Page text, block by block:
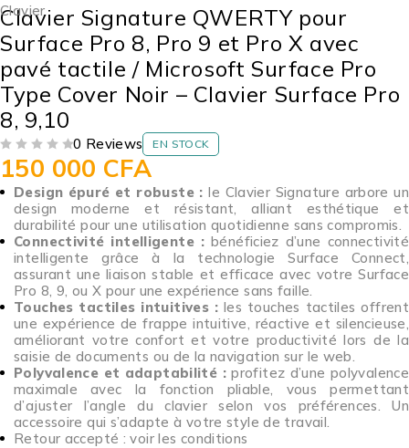
Clavier
Clavier Signature QWERTY pour
Surface Pro 8, Pro 9 et Pro X avec
pavé tactile / Microsoft Surface Pro
Type Cover Noir – Clavier Surface Pro
8, 9,10
0 Reviews EN STOCK
150 000 CFA
Design épuré et robuste : le Clavier Signature arbore un
design moderne et résistant, alliant esthétique et
durabilité pour une utilisation quotidienne sans compromis.
Connectivité intelligente : bénéficiez d’une connectivité
intelligente grâce à la technologie Surface Connect,
assurant une liaison stable et efficace avec votre Surface
Pro 8, 9, ou X pour une expérience sans faille.
Touches tactiles intuitives : les touches tactiles offrent
une expérience de frappe intuitive, réactive et silencieuse,
améliorant votre confort et votre productivité lors de la
saisie de documents ou de la navigation sur le web.
Polyvalence et adaptabilité :profitez d’une polyvalence
maximale avec la fonction pliable, vous permettant
d’ajuster l’angle du clavier selon vos préférences. Un
accessoire qui s’adapte à votre style de travail.
Retour accepté : voir les conditions